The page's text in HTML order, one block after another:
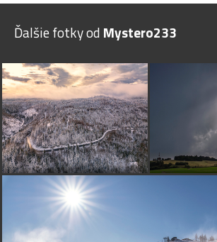
Ďalšie fotky od Mystero233